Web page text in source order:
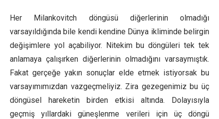
Her Milankovitch döngüsü diğerlerinin olmadığı
varsayıldığında bile kendi kendine Dünya ikliminde belirgin
değişimlere yol açabiliyor. Nitekim bu döngüleri tek tek
anlamaya çalışırken diğerlerinin olmadığını varsaymıştık.
Fakat gerçeğe yakın sonuçlar elde etmek istiyorsak bu
varsayımımızdan vazgeçmeliyiz. Zira gezegenimiz bu üç
döngüsel hareketin birden etkisi altında. Dolayısıyla
geçmiş yıllardaki güneşlenme verileri için üç döngü